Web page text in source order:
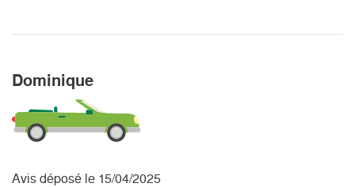
Dominique
Avis déposé le 15/04/2025